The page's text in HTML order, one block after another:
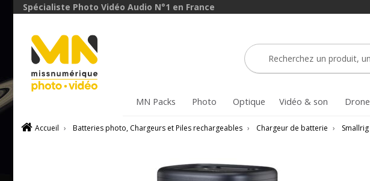
Spécialiste Photo Vidéo Audio N°1 en France
MN Packs Photo Optique Vidéo & son Drone
Accueil › Batteries photo, Chargeurs et Piles rechargeables › Chargeur de batterie › Smallrig